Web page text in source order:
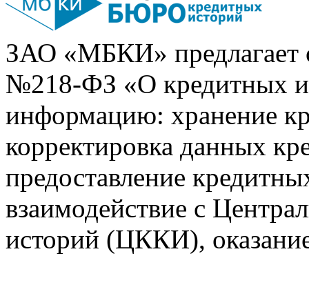
ЗАО «МБКИ» предлагает
№218-ФЗ «О кредитных
информацию: хранение
корректировка данных
предоставление
взаимодействие с
историй (ЦККИ),